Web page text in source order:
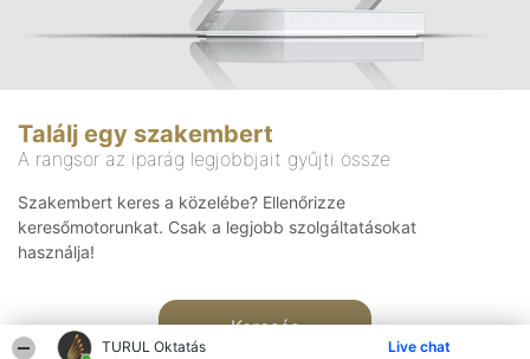
TURUL Oktatás Live chat
Találj egy szakembert
A rangsor az iparág legjobbjait gyűjti össze
Szakembert keres a közelébe? Ellenőrizze
keresőmotorunkat. Csak a legjobb szolgáltatásokat
használja!
Keresés